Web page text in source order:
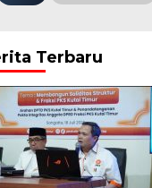
Terbaru